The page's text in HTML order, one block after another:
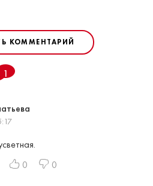
КОММЕНТАРИЙ
1
0 0